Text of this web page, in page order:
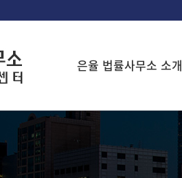
은율 법률사무소 소개